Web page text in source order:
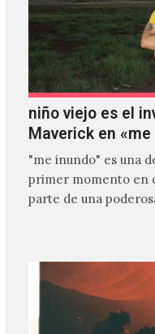
niño viejo es el
Maverick en
"me inundo" es una
primer momento en
parte de una